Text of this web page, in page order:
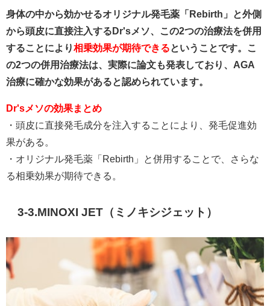
身体の中から効かせるオリジナル発毛薬「Rebirth」と外側
から頭皮に直接注入するDr'sメソ、この2つの治療法を併用
することにより相乗効果が期待できる ということです。こ
の2つの併用治療法は、実際に論文も発表しており、AGA
治療に確かな効果があると認められています。
Dr'sメソの効果まとめ
・頭皮に直接発毛成分を注入することにより、発毛促進効
果がある。
・オリジナル発毛薬「Rebirth」と併用することで、さらな
る相乗効果が期待できる。
3-3.MINOXI JET（ミノキシジェット）